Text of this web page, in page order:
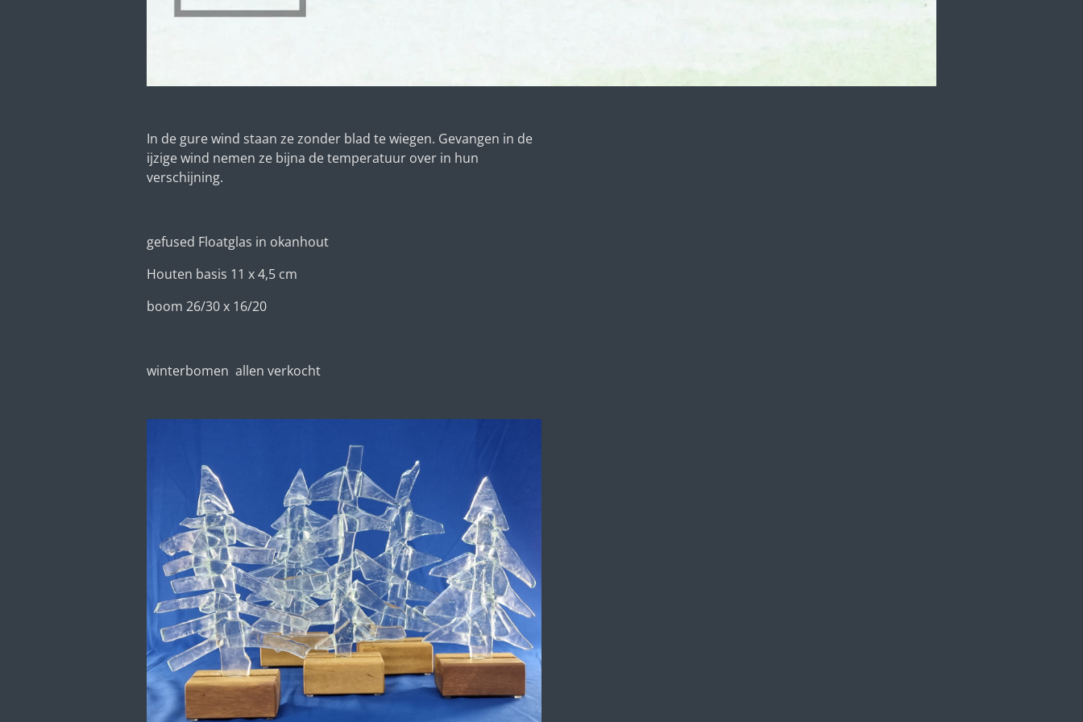
In de gure wind staan ze zonder blad te wiegen. Gevangen in de
ijzige wind nemen ze bijna de temperatuur over in hun
verschijning.
gefused Floatglas in okanhout
Houten basis 11 x 4,5 cm
boom 26/30 x 16/20
winterbomen allen verkocht